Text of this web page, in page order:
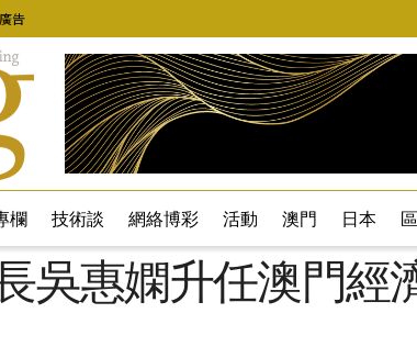
廣告
欄 技術談 網絡博彩 活動 澳門 日本
吳惠嫻升任澳門經